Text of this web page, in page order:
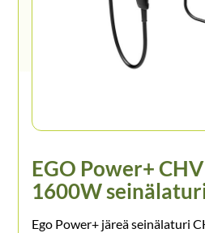
EGO Power+
1600W
Ego Power+ järeä seinälaturi